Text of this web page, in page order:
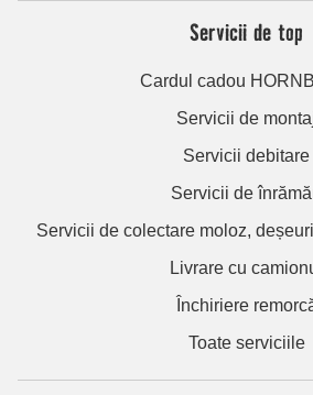
Servicii de top
Cardul cadou
Servicii de
Servicii debitare
Servicii de
Servicii de colectare moloz,
Livrare cu
Închiriere
Toate serviciile